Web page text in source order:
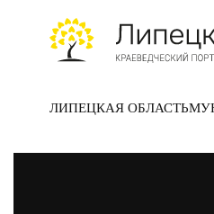
Skip to main content
ЛИПЕЦКАЯ ОБЛАСТЬ